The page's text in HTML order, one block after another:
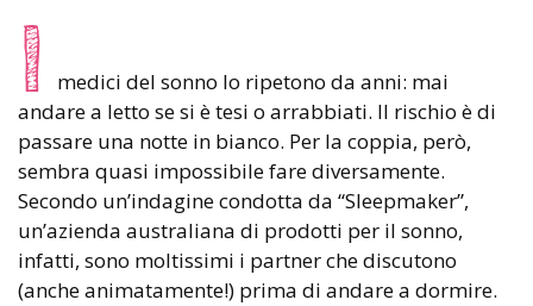
I
medici del sonno lo ripetono da anni: mai
andare a letto se si è tesi o arrabbiati. Il rischio è di
passare una notte in bianco. Per la coppia, però,
sembra quasi impossibile fare diversamente.
Secondo un’indagine condotta da “Sleepmaker”,
un’azienda australiana di prodotti per il sonno,
infatti, sono moltissimi i partner che discutono
(anche animatamente!) prima di andare a dormire.